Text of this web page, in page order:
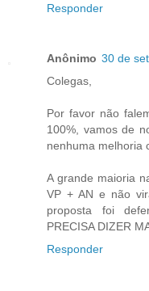
Responder
Anônimo 30 de
Colegas,
Por favor não
100%, vamos de
nenhuma melhoria
A grande maioria
VP + AN e não
proposta foi
PRECISA DIZER
Responder